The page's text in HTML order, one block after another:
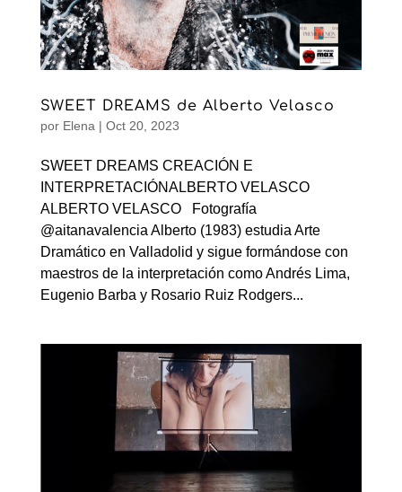
SWEET DREAMS de Alberto Velasco
por Elena| Oct 20, 2023
SWEET DREAMS CREACIÓN E
INTERPRETACIÓNALBERTO VELASCO
ALBERTO VELASCO Fotografía
@aitanavalencia Alberto (1983) estudia Arte
Dramático en Valladolid y sigue formándose con
maestros de la interpretación como Andrés Lima,
Eugenio Barba y Rosario Ruiz Rodgers...